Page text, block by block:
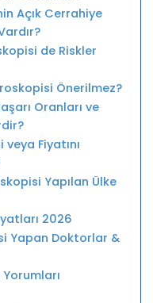
Açık Cerrahiye
de Riskler
Önerilmez?
Oranları ve
Fiyatını
Yapılan Ülke
2026
Yapan Doktorlar &